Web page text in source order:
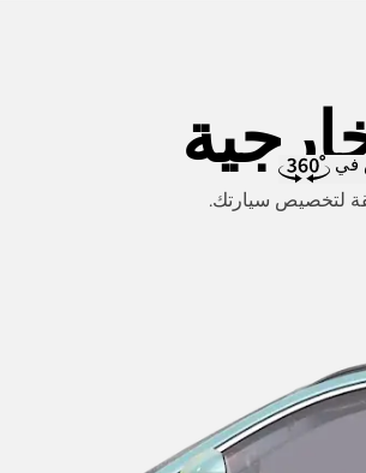
لتخصيص سيارتك.
في